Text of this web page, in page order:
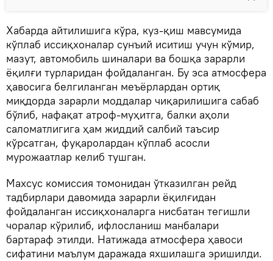
Хабарда айтилишига кўра, куз-қиш мавсумида
кўплаб иссиқхоналар сунъий иситиш учун кўмир,
мазут, автомобиль шиналари ва бошқа зарарли
ёқилғи турларидан фойдаланган. Бу эса атмосфера
ҳавосига белгиланган меъёрлардан ортиқ
миқдорда зарарли моддалар чиқарилишига сабаб
бўлиб, нафақат атроф-муҳитга, балки аҳоли
саломатлигига ҳам жиддий салбий таъсир
кўрсатган, фуқаролардан кўплаб асосли
мурожаатлар келиб тушган.
Махсус комиссия томонидан ўтказилган рейд
тадбирлари давомида зарарли ёқилғидан
фойдаланган иссиқхоналарга нисбатан тегишли
чоралар кўрилиб, ифлосланиш манбалари
бартараф этилди. Натижада атмосфера ҳавоси
сифатини маълум даражада яхшилашга эришилди.